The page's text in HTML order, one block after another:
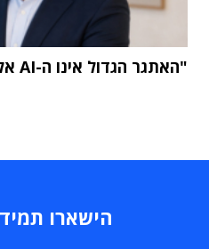
"האתגר הגדול אינו ה-AI אלא הטמעתה בארגון"
הישארו